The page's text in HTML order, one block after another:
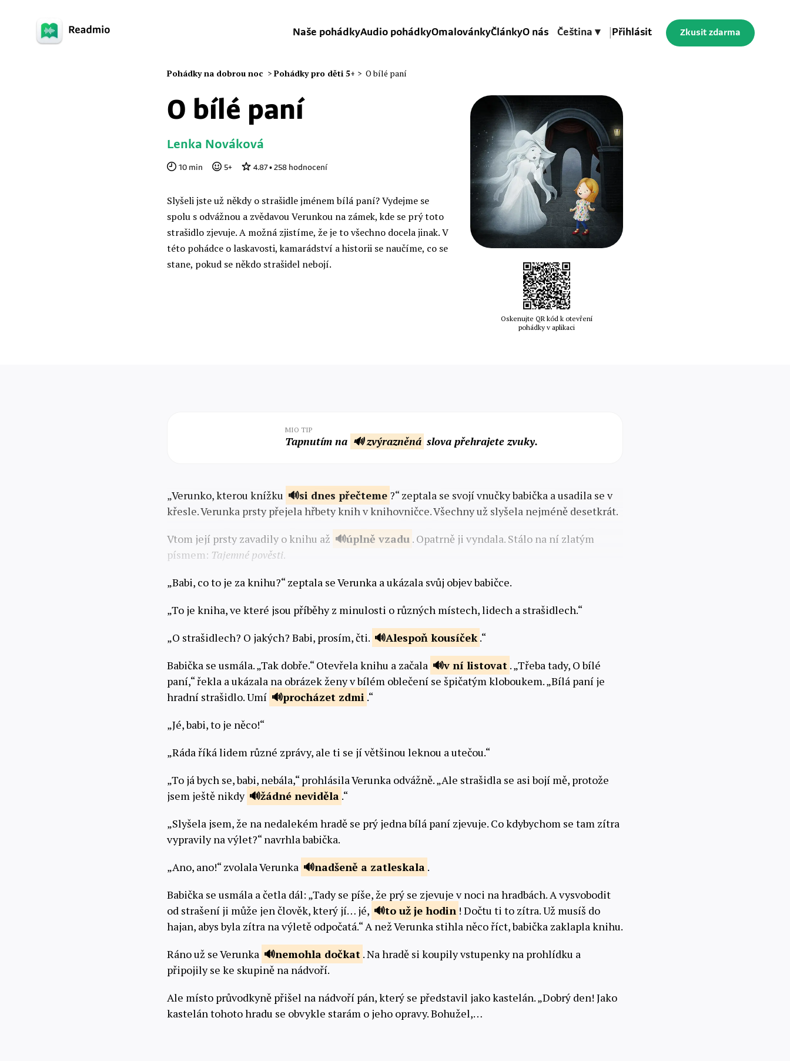
Naše pohádkyAudio pohádkyOmalovánkyČlánkyO nás Čeština ▾ Přihlásit Zkusit zdarma
Pohádky na dobrou noc > Pohádky pro děti 5+ > O bílé paní
O bílé paní
Lenka Nováková
10 min 5+ 4.87• 258 hodnocení
Slyšeli jste už někdy o strašidle jménem bílá paní? Vydejme se
spolu s odvážnou a zvědavou Verunkou na zámek, kde se prý toto
strašidlo zjevuje. A možná zjistíme, že je to všechno docela jinak. V
této pohádce o laskavosti, kamarádství a historii se naučíme, co se
stane, pokud se někdo strašidel nebojí.
Oskenujte QR kód k otevření
pohádky v aplikaci
MIO TIP
Tapnutím na 🔊 zvýrazněná slova přehrajete zvuky.
„Verunko, kterou knížku si dnes přečteme ?“ zeptala se svojí vnučky babička a usadila se v
křesle. Verunka prsty přejela hřbety knih v knihovničce. Všechny už slyšela nejméně desetkrát.
Vtom její prsty zavadily o knihu až
úplně vzadu . Opatrně ji vyndala. Stálo na ní zlatým
písmem: Tajemné pověsti.
„Babi, co to je za knihu?“ zeptala se Verunka a ukázala svůj objev babičce.
„To je kniha, ve které jsou příběhy z minulosti o různých místech, lidech a strašidlech.“
„O strašidlech? O jakých? Babi, prosím, čti.
Alespoň kousíček .“
Babička se usmála. „Tak dobře.“ Otevřela knihu a začala
v ní listovat . „Třeba tady, O bílé
paní,“ řekla a ukázala na obrázek ženy v bílém oblečení se špičatým kloboukem. „Bílá paní je
hradní strašidlo. Umí
procházet zdmi .“
„Jé, babi, to je něco!“
„Ráda říká lidem různé zprávy, ale ti se jí většinou leknou a utečou.“
„To já bych se, babi, nebála,“ prohlásila Verunka odvážně. „Ale strašidla se asi bojí mě, protože
jsem ještě nikdy
žádné neviděla .“
„Slyšela jsem, že na nedalekém hradě se prý jedna bílá paní zjevuje. Co kdybychom se tam zítra
vypravily na výlet?“ navrhla babička.
„Ano, ano!“ zvolala Verunka
nadšeně a zatleskala .
Babička se usmála a četla dál: „Tady se píše, že prý se zjevuje v noci na hradbách. A vysvobodit
od strašení ji může jen člověk, který jí… jé,
to už je hodin ! Dočtu ti to zítra. Už musíš do
hajan, abys byla zítra na výletě odpočatá.“ A než Verunka stihla něco říct, babička zaklapla knihu.
Ráno už se Verunka
nemohla dočkat . Na hradě si koupily vstupenky na prohlídku a
připojily se ke skupině na nádvoří.
Ale místo průvodkyně přišel na nádvoří pán, který se představil jako kastelán. „Dobrý den! Jako
kastelán tohoto hradu se obvykle starám o jeho opravy. Bohužel,…